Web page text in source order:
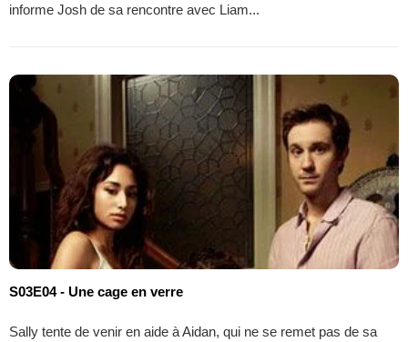
informe Josh de sa rencontre avec Liam...
S03E04 - Une cage en verre
Sally tente de venir en aide à Aidan, qui ne se remet pas de sa